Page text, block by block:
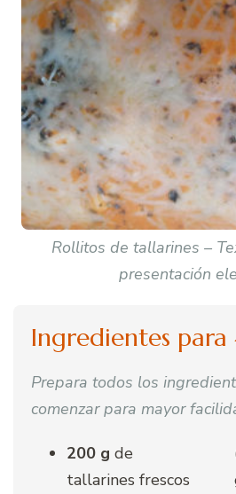
Rollitos de tallarines –
presentación
Ingredientes
Prepara todos los
comenzar para mayor
200 g de
tallarines frescos